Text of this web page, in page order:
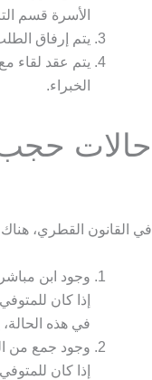
الأسرة قسم
يتم إرفاق
يتم عقد لقاء
الخبراء.
حالات حجب
في القانون القطري،
وجود ابن
إذا كان
في هذه
وجود جمع من
إذا كان